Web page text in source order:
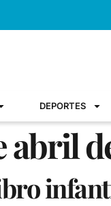
DEPORTES
abril